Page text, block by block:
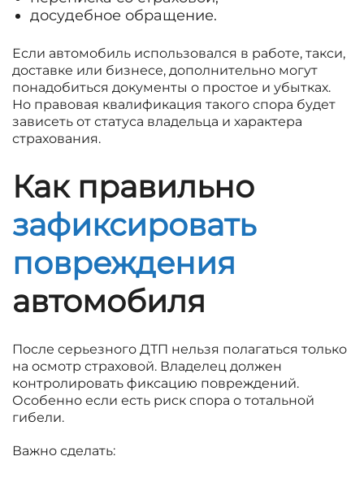
досудебное обращение.
Если автомобиль использовался в работе, такси,
доставке или бизнесе, дополнительно могут
понадобиться документы о простое и убытках.
Но правовая квалификация такого спора будет
зависеть от статуса владельца и характера
страхования.
Как правильно
зафиксировать
повреждения
автомобиля
После серьезного ДТП нельзя полагаться только
на осмотр страховой. Владелец должен
контролировать фиксацию повреждений.
Особенно если есть риск спора о тотальной
гибели.
Важно сделать: